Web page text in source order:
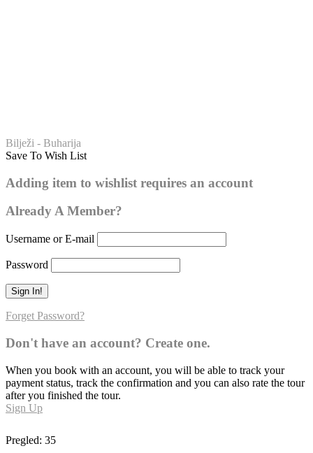
Buharija – broj hadisa: 39
Bilježi - Buharija
Save To Wish List
Adding item to wishlist requires an account
Already A Member?
Username or E-mail
Password
Forget Password?
Don't have an account? Create one.
When you book with an account, you will be able to track your
payment status, track the confirmation and you can also rate the tour
after you finished the tour.
Sign Up
Pregled: 35